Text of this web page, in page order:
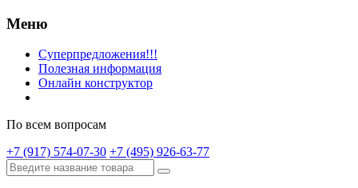
Меню
Суперпредложения!!!
Полезная информация
Онлайн конструктор
По всем вопросам
+7 (917) 574-07-30 +7 (495) 926-63-77